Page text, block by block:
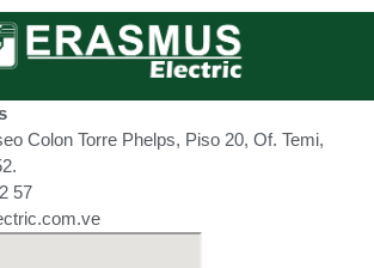
Colon Torre Phelps, Piso 20, Of. Temi,
57